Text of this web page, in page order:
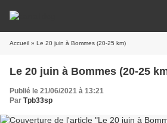
Accueil » Le 20 juin à Bommes (20-25 km)
Le 20 juin à Bommes (20-25
Publié le 21/06/2021 à 13:21
Par Tpb33sp